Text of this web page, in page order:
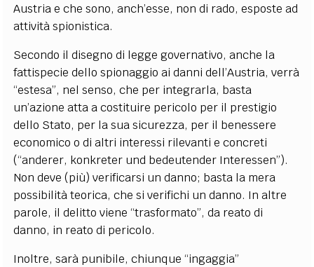
Austria e che sono, anch’esse, non di rado, esposte ad
attività spionistica.
Secondo il disegno di legge governativo, anche la
fattispecie dello spionaggio ai danni dell’Austria, verrà
“estesa”, nel senso, che per integrarla, basta
un’azione atta a costituire pericolo per il prestigio
dello Stato, per la sua sicurezza, per il benessere
economico o di altri interessi rilevanti e concreti
(“anderer, konkreter und bedeutender Interessen”).
Non deve (più) verificarsi un danno; basta la mera
possibilità teorica, che si verifichi un danno. In altre
parole, il delitto viene “trasformato”, da reato di
danno, in reato di pericolo.
Inoltre, sarà punibile, chiunque “ingaggia”